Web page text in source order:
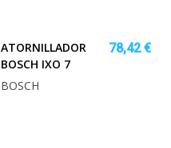
ATORNILLADOR
BOSCH IXO 7
78,42 €
BOSCH